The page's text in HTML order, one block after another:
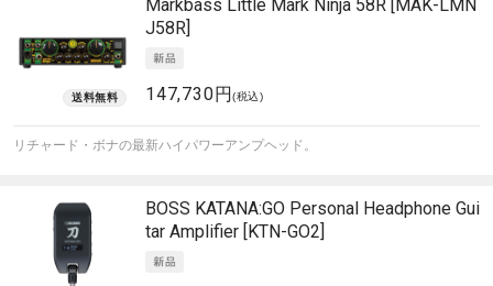
Markbass Little Mark Ninja 58R [MAK-LMN
J58R]
147,730円(税込)
リチャード・ボナの最新ハイパワーアンプヘッド。
BOSS KATANA:GO Personal Headphone Gui
tar Amplifier [KTN-GO2]